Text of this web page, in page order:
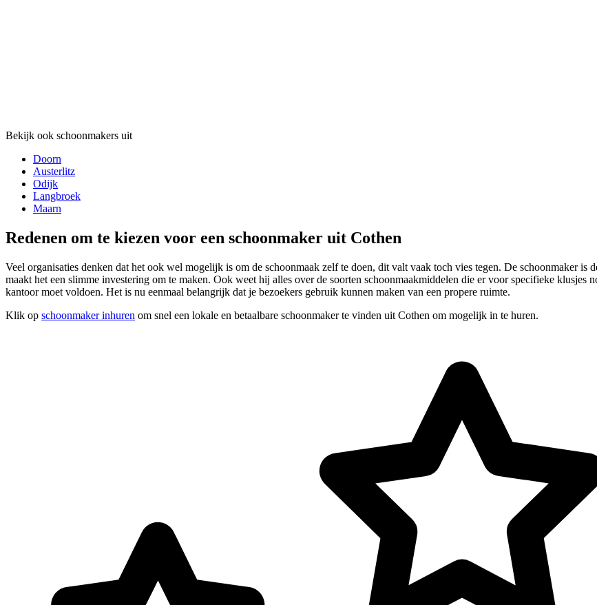
Bekijk ook schoonmakers uit
Doorn
Austerlitz
Odijk
Langbroek
Maarn
Redenen om te kiezen voor een schoonmaker uit Cothen
Veel organisaties denken dat het ook wel mogelijk is om de schoonmaak zelf te doen, dit valt vaak toch vies tegen. De schoonmaker
maakt het een slimme investering om te maken. Ook weet hij alles over de soorten schoonmaakmiddelen die er voor specifieke klusjes
kantoor moet voldoen. Het is nu eenmaal belangrijk dat je bezoekers gebruik kunnen maken van een propere ruimte.
Klik op schoonmaker inhuren om snel een lokale en betaalbare schoonmaker te vinden uit Cothen om mogelijk in te huren.